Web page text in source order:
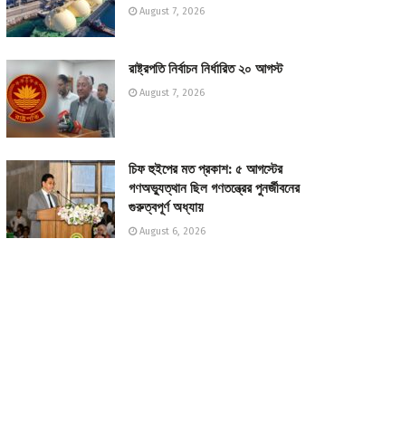
August 7, 2026
রাষ্ট্রপতি নির্বাচন নির্ধারিত ২০ আগস্ট
August 7, 2026
চিফ হুইপের মত প্রকাশ: ৫ আগস্টের
গণঅভ্যুত্থান ছিল গণতন্ত্রের পুনর্জীবনের
গুরুত্বপূর্ণ অধ্যায়
August 6, 2026